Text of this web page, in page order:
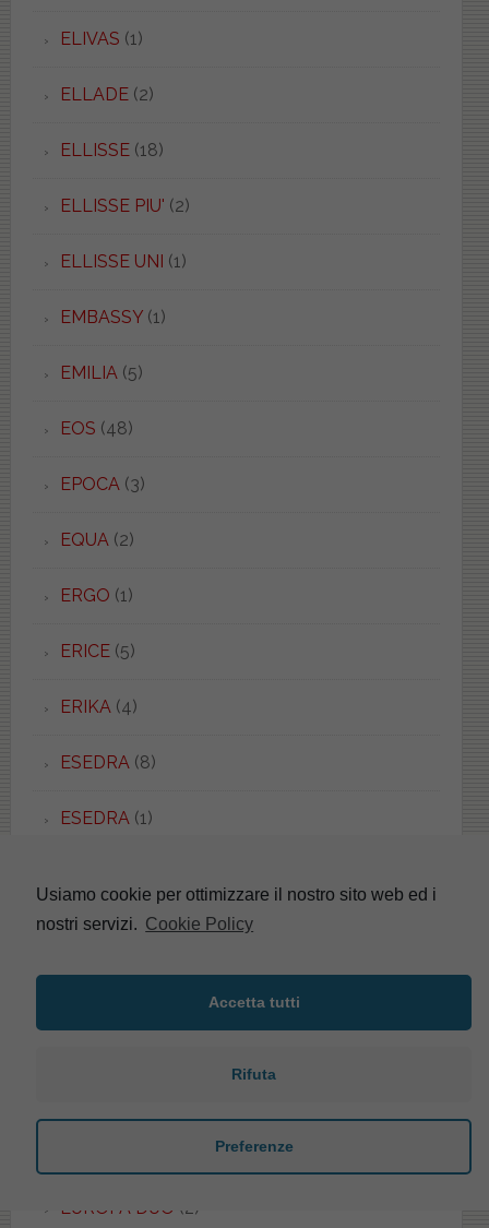
ELIVAS (1)
ELLADE(2)
ELLISSE(18)
ELLISSE PIU' (2)
ELLISSE UNI (1)
EMBASSY(1)
EMILIA(5)
EOS (48)
EPOCA(3)
EQUA(2)
ERGO (1)
ERICE(5)
ERIKA(4)
ESEDRA(8)
ESEDRA(1)
ETHOS(1)
EUROPA DUO (2)
Usiamo cookie per ottimizzare il nostro sito web ed i
nostri servizi. Cookie Policy
Accetta tutti
Rifuta
Preferenze